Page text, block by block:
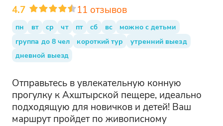
4.7
11 отзывов
пн вт ср чт пт сб вс
можно с детьми
группа до 8 чел
короткий тур
утренний выезд
дневной выезд
Отправьтесь в увлекательную конную
прогулку к Ахштырской пещере, идеально
подходящую для новичков и детей! Ваш
маршрут пройдет по живописному